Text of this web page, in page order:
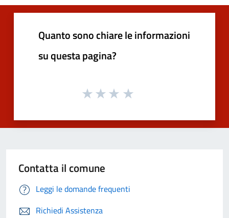
Quanto sono chiare le informazioni
su questa pagina?
Contatta il comune
Leggi le domande frequenti
Richiedi Assistenza